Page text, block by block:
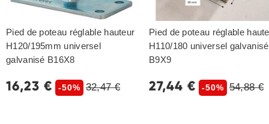
Pied de poteau réglable hauteur
H120/195mm universel
galvanisé B16X8
16,23 € -50% 32,47 €
Pied de poteau réglable
H110/180 universel galvanisé
B9X9
27,44 € -50% 54,88 €